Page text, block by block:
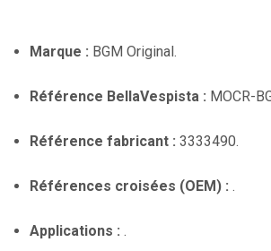
Marque : BGM Original.
Référence BellaVespista : MOCR-
Référence fabricant : 3333490.
Références croisées (OEM) : .
Applications : .